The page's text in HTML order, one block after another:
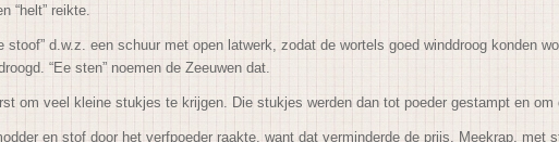
“helt” reikte.
stoof” d.w.z. een schuur met open latwerk, zodat de wortels goed winddroog konden
“Ee sten” noemen de Zeeuwen dat.
om veel kleine stukjes te krijgen. Die stukjes werden dan tot poeder gestampt en
en stof door het verfpoeder raakte, want dat verminderde de prijs. Meekrap, met